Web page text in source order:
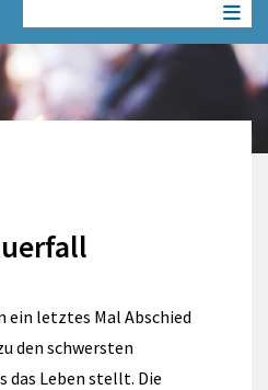
ein letztes Mal Abschied
den schwersten
das Leben stellt. Die